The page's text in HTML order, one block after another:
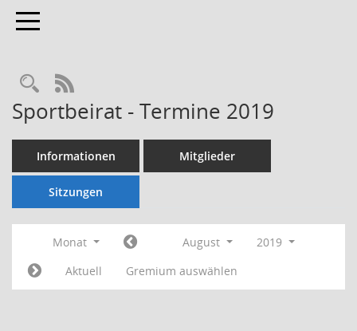
Toggle navigation
Rechercheauswahl
RSS-Feed
Sportbeirat - Termine 2019
Informationen Mitglieder
Sitzungen
Monat August
2019
Aktuell
Gremium auswählen